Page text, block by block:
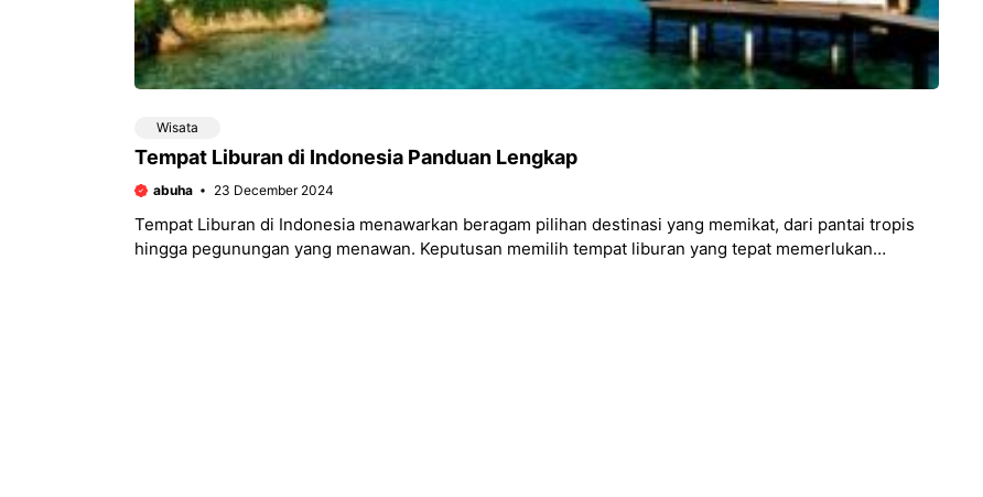
Wisata
Tempat Liburan di Indonesia Panduan Lengkap
abuha 23 December 2024
Tempat Liburan di Indonesia menawarkan beragam pilihan destinasi yang memikat, dari pantai tropis
hingga pegunungan yang menawan. Keputusan memilih tempat liburan yang tepat memerlukan